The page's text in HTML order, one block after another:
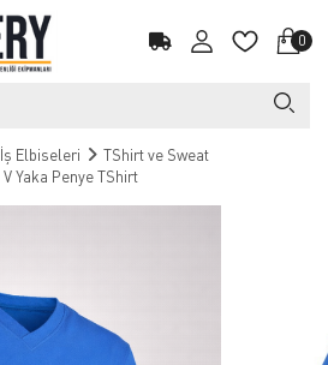
0
İş Elbiseleri
TShirt ve Sweat
V Yaka Penye TShirt